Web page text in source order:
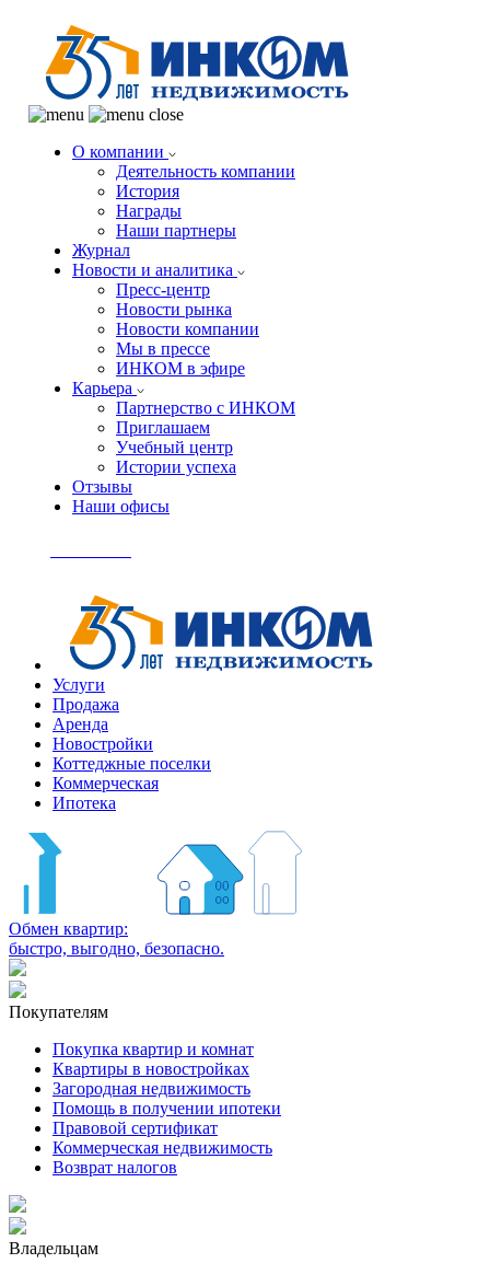
О компании
Деятельность компании
История
Награды
Наши партнеры
Журнал
Новости и аналитика
Пресс-центр
Новости рынка
Новости компании
Мы в прессе
ИНКОМ в эфире
Карьера
Партнерство с ИНКОМ
Приглашаем
Учебный центр
Истории успеха
Отзывы
Наши офисы
Услуги
Продажа
Аренда
Новостройки
Коттеджные поселки
Коммерческая
Ипотека
Обмен квартир:
быстро, выгодно, безопасно.
Покупателям
Покупка квартир и комнат
Квартиры в новостройках
Загородная недвижимость
Помощь в получении ипотеки
Правовой сертификат
Коммерческая недвижимость
Возврат налогов
Владельцам